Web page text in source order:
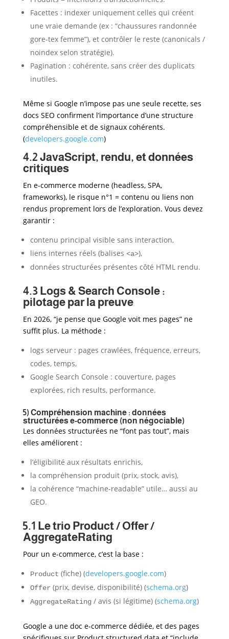
Facettes : indexer uniquement celles qui créent
une vraie demande (ex : “chaussures randonnée
gore-tex femme”), et contrôler le reste (canonicals /
noindex selon stratégie).
Pagination : cohérente, sans créer des duplicats
inutiles.
Même si Google n’impose pas une seule recette, ses
docs SEO confirment l’importance d’une structure
compréhensible et de signaux cohérents.
(developers.google.com)
4.2 JavaScript, rendu, et données
critiques
En e-commerce moderne (headless, SPA,
frameworks), le risque n°1 = contenu ou liens non
rendus proprement lors de l’exploration. Vous devez
garantir :
contenu principal visible sans interaction,
liens internes réels (balises <a>),
données structurées présentes côté HTML rendu.
4.3 Logs & Search Console :
pilotage par la preuve
En 2026, “je pense que Google voit mes pages” ne
suffit plus. La méthode :
logs serveur : pages crawlées, fréquence, erreurs,
codes, temps,
Google Search Console : couverture, pages
explorées, rich results, performance.
5) Compréhension machine : données
structurées e-commerce (non négociable)
Les données structurées ne “font pas tout”, mais
elles améliorent :
l’éligibilité aux résultats enrichis,
la compréhension produit (prix, stock, avis),
la cohérence “machine-readable” utile… aussi au
GEO.
5.1 Le trio Product / Offer /
AggregateRating
Pour un e-commerce, c’est la base :
Product (fiche) (developers.google.com)
Offer (prix, devise, disponibilité) (schema.org)
AggregateRating/ avis (si légitime) (schema.org)
Google a une doc e-commerce dédiée, et des pages